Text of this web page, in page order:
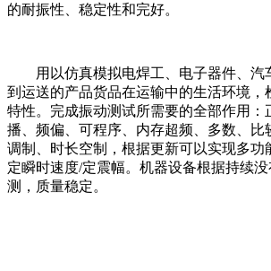
的耐振性、稳定性和完好。
用以仿真模拟电焊工、电子器件、汽
到运送的产品货品在运输中的生活环境，
特性。完成振动测试所需要的全部作用：
播、频偏、可程序、内存超频、多数、比
调制、时长空制，根据更新可以实现多功
定瞬时速度/定震幅。机器设备根据持续
测，质量稳定。